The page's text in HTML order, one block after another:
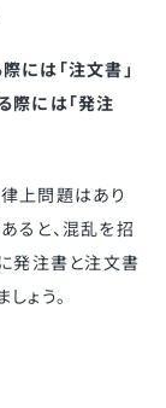
には「注文書」
際には「発注
上問題はあり
ると、混乱を招
発注書と注文書
ょう。